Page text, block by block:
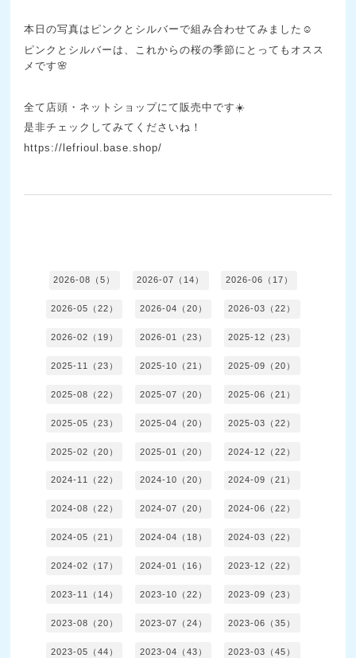
本日の写真はピンクとシルバーで組み合わせてみました☺️
ピンクとシルバーは、これからの桜の季節にとってもオスス
メです🌸
全て店頭・ネットショップにて販売中です☀️
是非チェックしてみてくださいね！
https://lefrioul.base.shop/
2026-08（5） 2026-07（14） 2026-06（17）
2026-05（22） 2026-04（20） 2026-03（22）
2026-02（19） 2026-01（23） 2025-12（23）
2025-11（23） 2025-10（21） 2025-09（20）
2025-08（22） 2025-07（20） 2025-06（21）
2025-05（23） 2025-04（20） 2025-03（22）
2025-02（20） 2025-01（20） 2024-12（22）
2024-11（22） 2024-10（20） 2024-09（21）
2024-08（22） 2024-07（20） 2024-06（22）
2024-05（21） 2024-04（18） 2024-03（22）
2024-02（17） 2024-01（16） 2023-12（22）
2023-11（14） 2023-10（22） 2023-09（23）
2023-08（20） 2023-07（24） 2023-06（35）
2023-05（44） 2023-04（43） 2023-03（45）